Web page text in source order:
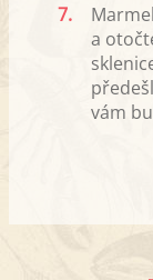
7.
a
vám